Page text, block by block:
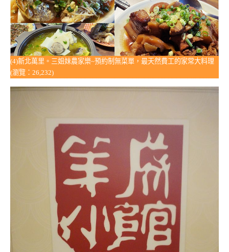
(4)新北萬里。三姐妹農家樂~預約制無菜單，最天然費工的家常大料理
(瀏覽：26,232)